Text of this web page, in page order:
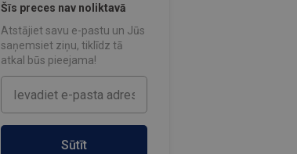
Šīs preces nav noliktavā
Atstājiet savu e-pastu un Jūs
saņemsiet ziņu, tiklīdz tā
atkal būs pieejama!
Sūtīt